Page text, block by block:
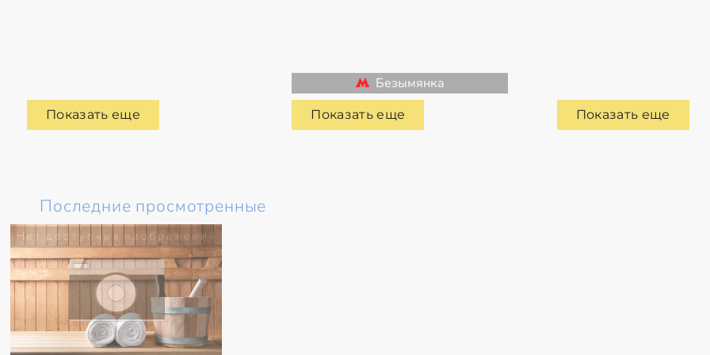
Показать еще
Безымянка
Показать еще Показать еще
Последние просмотренные